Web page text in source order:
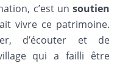
c’est un soutien
vivre ce patrimoine.
d’écouter et de
qui a failli être